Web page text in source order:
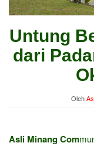
Untung
dari
Oleh
Asli Minang Com